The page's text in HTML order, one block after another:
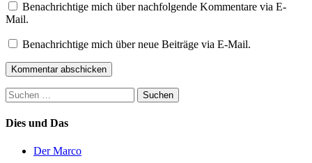
Benachrichtige mich über nachfolgende Kommentare via E-
Mail.
Benachrichtige mich über neue Beiträge via E-Mail.
Suchen
nach:
Dies und Das
Der Marco